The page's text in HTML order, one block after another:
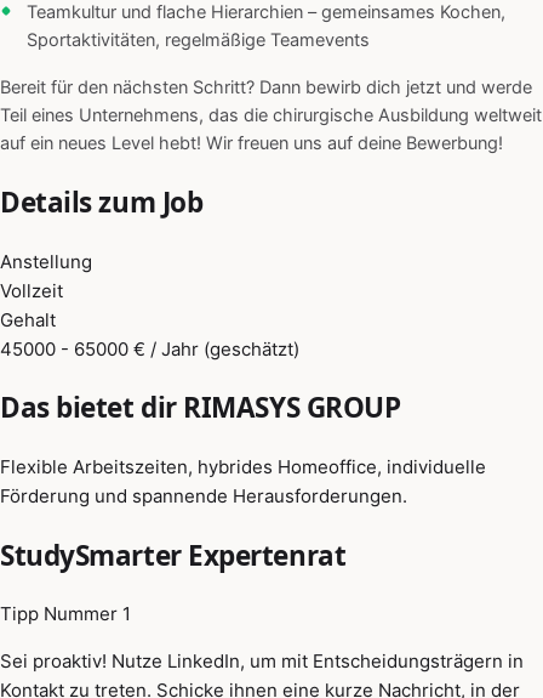
Teamkultur und flache Hierarchien – gemeinsames Kochen,
Sportaktivitäten, regelmäßige Teamevents
Bereit für den nächsten Schritt? Dann bewirb dich jetzt und werde
Teil eines Unternehmens, das die chirurgische Ausbildung weltweit
auf ein neues Level hebt! Wir freuen uns auf deine Bewerbung!
Details zum Job
Anstellung
Vollzeit
Gehalt
45000 - 65000 € / Jahr (geschätzt)
Das bietet dir RIMASYS GROUP
Flexible Arbeitszeiten, hybrides Homeoffice, individuelle
Förderung und spannende Herausforderungen.
StudySmarter Expertenrat
Tipp Nummer 1
Sei proaktiv! Nutze LinkedIn, um mit Entscheidungsträgern in
Kontakt zu treten. Schicke ihnen eine kurze Nachricht, in der